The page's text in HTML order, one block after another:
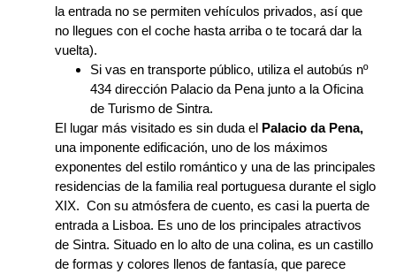
la entrada no se permiten vehículos privados, así que
no llegues con el coche hasta arriba o te tocará dar la
vuelta).
Si vas en transporte público, utiliza el autobús nº
434 dirección Palacio da Pena junto a la Oficina
de Turismo de Sintra.
El lugar más visitado es sin duda el Palacio da Pena,
una imponente edificación, uno de los máximos
exponentes del estilo romántico y una de las principales
residencias de la familia real portuguesa durante el siglo
XIX. Con su atmósfera de cuento, es casi la puerta de
entrada a Lisboa. Es uno de los principales atractivos
de Sintra. Situado en lo alto de una colina, es un castillo
de formas y colores llenos de fantasía, que parece